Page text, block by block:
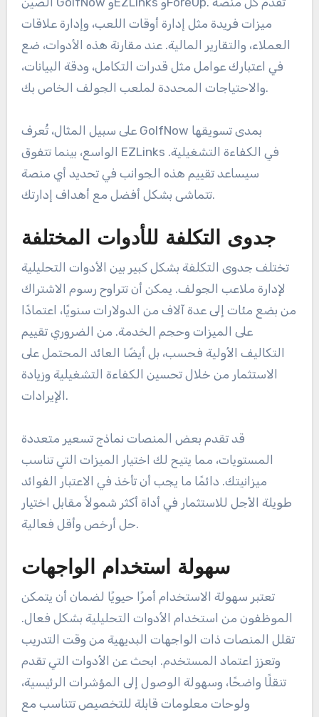
ميزات فريدة مثل إدارة أوقات اللعب، وإدارة علاقات
العملاء، والتقارير المالية. عند مقارنة هذه الأدوات، ضع
في اعتبارك عوامل مثل قدرات التكامل، ودقة البيانات،
والاحتياجات المحددة لملعب الجولف الخاص بك.
على سبيل المثال، تُعرف GolfNow بمدى تسويقها
الواسع، بينما تتفوق EZLinks في الكفاءة التشغيلية.
سيساعد تقييم هذه الجوانب في تحديد أي منصة
تتماشى بشكل أفضل مع أهداف إدارتك.
جدوى التكلفة للأدوات المختلفة
تختلف جدوى التكلفة بشكل كبير بين الأدوات التحليلية
لإدارة ملاعب الجولف. يمكن أن تتراوح رسوم الاشتراك
من بضع مئات إلى عدة آلاف من الدولارات سنويًا، اعتمادًا
على الميزات وحجم الخدمة. من الضروري تقييم
التكاليف الأولية فحسب، بل أيضًا العائد المحتمل على
الاستثمار من خلال تحسين الكفاءة التشغيلية وزيادة
الإيرادات.
قد تقدم بعض المنصات نماذج تسعير متعددة
المستويات، مما يتيح لك اختيار الميزات التي تناسب
ميزانيتك. دائمًا ما يجب أن تأخذ في الاعتبار الفوائد
طويلة الأجل للاستثمار في أداة أكثر شمولاً مقابل اختيار
حل أرخص وأقل فعالية.
سهولة استخدام الواجهات
تعتبر سهولة الاستخدام أمرًا حيويًا لضمان أن يتمكن
الموظفون من استخدام الأدوات التحليلية بشكل فعال.
تقلل المنصات ذات الواجهات البديهية من وقت التدريب
وتعزز اعتماد المستخدم. ابحث عن الأدوات التي تقدم
تنقلًا واضحًا، وسهولة الوصول إلى المؤشرات الرئيسية،
ولوحات معلومات قابلة للتخصيص تتناسب مع